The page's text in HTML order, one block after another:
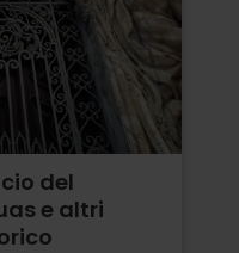
del
e altri